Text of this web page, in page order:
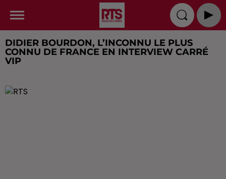
DIDIER BOURDON, L’INCONNU LE PLUS
CONNU DE FRANCE EN INTERVIEW CARRÉ
VIP